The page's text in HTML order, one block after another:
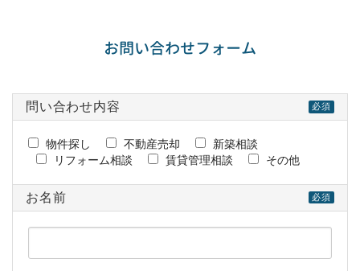
お問い合わせフォーム
問い合わせ内容 必須
物件探し 不動産売却
新築相談
リフォーム相談
賃貸管理相談 その他
お名前 必須